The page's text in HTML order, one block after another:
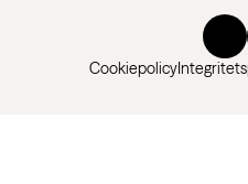
Cookiepolicy